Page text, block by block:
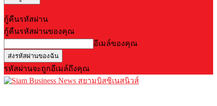
กู้คืนรหัสผ่าน
กู้คืนรหัสผ่านของคุณ
อีเมล์ของคุณ
รหัสผ่านจะถูกอีเมล์ถึงคุณ
สยามบิสซิเนสนิวส์